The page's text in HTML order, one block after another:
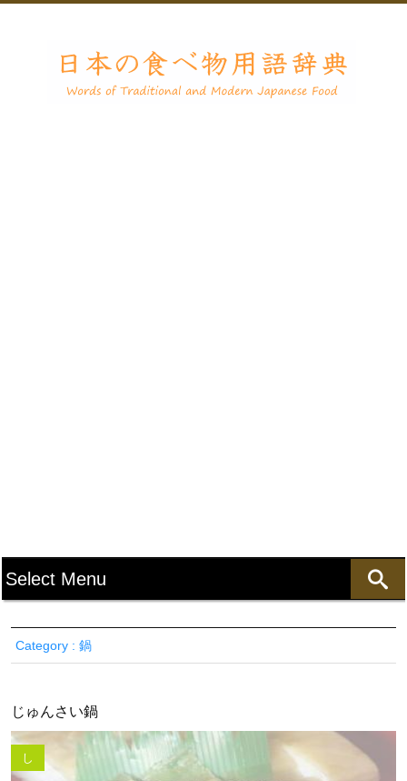
Category : 鍋
じゅんさい鍋
し